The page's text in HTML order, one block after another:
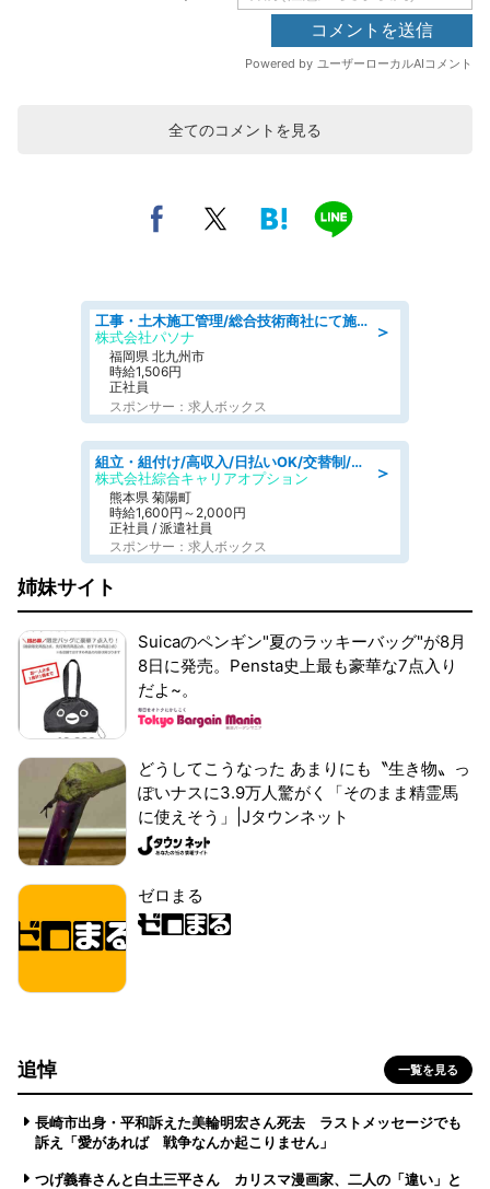
全てのコメントを見る
＞
工事・土木施工管理/総合技術商社にて施工管理のお仕事/即日勤務可/車通勤可/工事・土木施工管理/生産・品質管理
株式会社パソナ
福岡県 北九州市
時給1,506円
正社員
スポンサー：求人ボックス
＞
組立・組付け/高収入/日払いOK/交替制/20・30・40代活躍中/製造 工場
株式会社綜合キャリアオプション
熊本県 菊陽町
時給1,600円～2,000円
正社員 / 派遣社員
スポンサー：求人ボックス
姉妹サイト
Suicaのペンギン"夏のラッキーバッグ"が8月
8日に発売。Pensta史上最も豪華な7点入り
だよ~。
どうしてこうなった あまりにも〝生き物〟っ
ぽいナスに3.9万人驚がく「そのまま精霊馬
に使えそう」|Jタウンネット
ゼロまる
追悼 一覧を見る
長崎市出身・平和訴えた美輪明宏さん死去 ラストメッセージでも
訴え「愛があれば 戦争なんか起こりません」
つげ義春さんと白土三平さん カリスマ漫画家、二人の「違い」と